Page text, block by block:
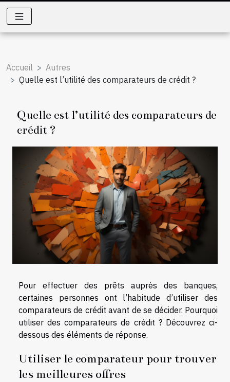
Accueil
Autres
Quelle est l’utilité des comparateurs de crédit ?
Quelle est l’utilité des comparateurs de
crédit ?
Pour effectuer des prêts auprès des banques,
certaines personnes ont l’habitude d’utiliser des
comparateurs de crédit avant de se décider. Pourquoi
utiliser des comparateurs de crédit ? Découvrez ci-
dessous des éléments de réponse.
Utiliser le comparateur pour trouver
les meilleures offres